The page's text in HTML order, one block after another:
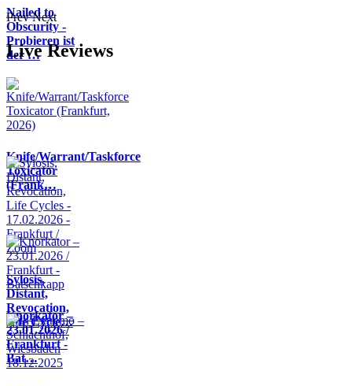
Nailed to
Obscurity -
Probieren ist
der …
Prev Next
Live Reviews
Knife/Warrant/Taskforce
Toxicator
(Frank…
Sylosis,
Distant,
Revocation,
Life Cycle…
Knorkator –
23.01.2026 /
Frankfurt -
Bat…